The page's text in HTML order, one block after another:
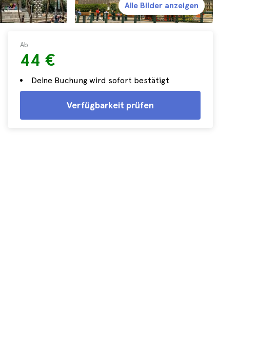
Ab
44 €
Deine Buchung wird sofort bestätigt
Verfügbarkeit prüfen
Alle Bilder anzeigen